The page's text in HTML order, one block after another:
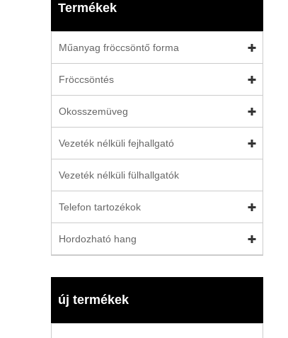
Termékek
Műanyag fröccsöntő forma
Fröccsöntés
Okosszemüveg
Vezeték nélküli fejhallgató
Vezeték nélküli fülhallgatók
Telefon tartozékok
Hordozható hang
új termékek